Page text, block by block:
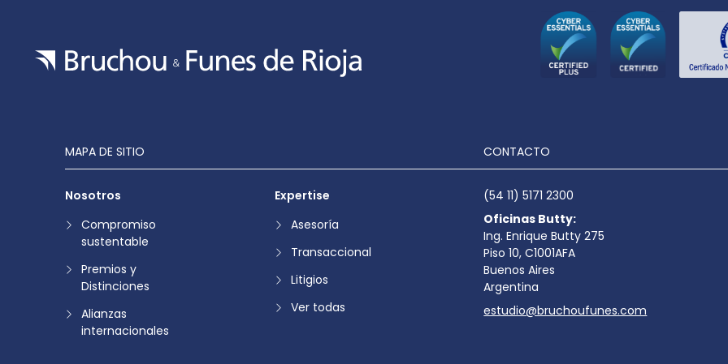
MAPA DE SITIO
Nosotros
Compromiso
sustentable
Premios y
Distinciones
Alianzas
internacionales
Expertise
Asesoría
Transaccional
Litigios
Ver todas
CONTACTO
(54 11) 5171 2300
Oficinas Butty:
Ing. Enrique Butty 275
Piso 10, C1001AFA
Buenos Aires
Argentina
estudio@bruchoufunes.com